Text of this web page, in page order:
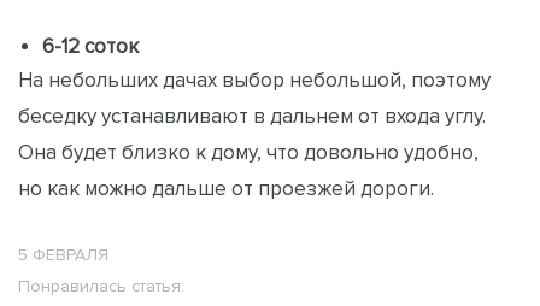
6-12 соток
На небольших дачах выбор небольшой, поэтому
беседку устанавливают в дальнем от входа углу.
Она будет близко к дому, что довольно удобно,
но как можно дальше от проезжей дороги.
5 ФЕВРАЛЯ
Понравилась статья: